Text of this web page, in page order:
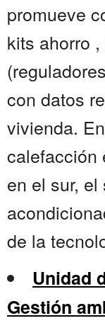
promueve
kits ahorro
con datos
vivienda.
calefacción
en el sur,
de la
Unidad
Gestión